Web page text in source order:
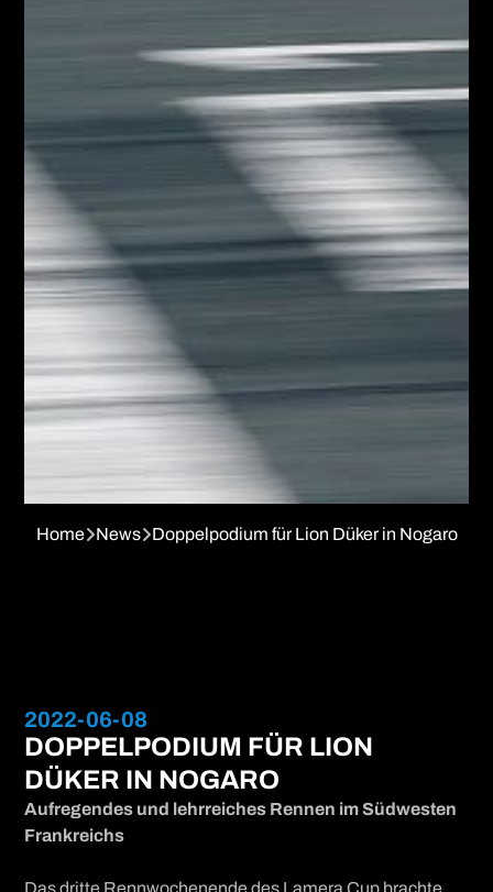
HomeNewsDoppelpodium für Lion Düker in Nogaro
2022-06-08
DOPPELPODIUM FÜR LION
DÜKER IN NOGARO
Aufregendes und lehrreiches Rennen im Südwesten
Frankreichs
Das dritte Rennwochenende des Lamera Cup brachte